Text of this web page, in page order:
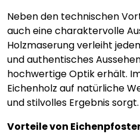
Neben den technischen
auch eine charaktervolle
Holzmaserung verleiht
und authentisches
hochwertige Optik erhält.
Eichenholz auf natürliche
und stilvolles Ergebnis sorgt.
Vorteile von